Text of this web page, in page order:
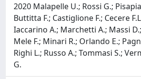
2020 Malapelle U.; Rossi G.;
Buttitta F.; Castiglione F.; Cecere
Iaccarino A.; Marchetti A.; Massi
Mele F.; Minari R.; Orlando E.;
Righi L.; Russo A.; Tommasi S.;
G.